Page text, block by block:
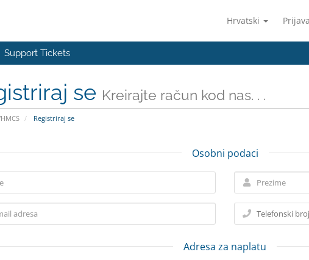
Hrvatski Prijava
Support Tickets
se Kreirajte račun kod nas. . .
Registriraj se
Osobni podaci
Adresa za naplatu